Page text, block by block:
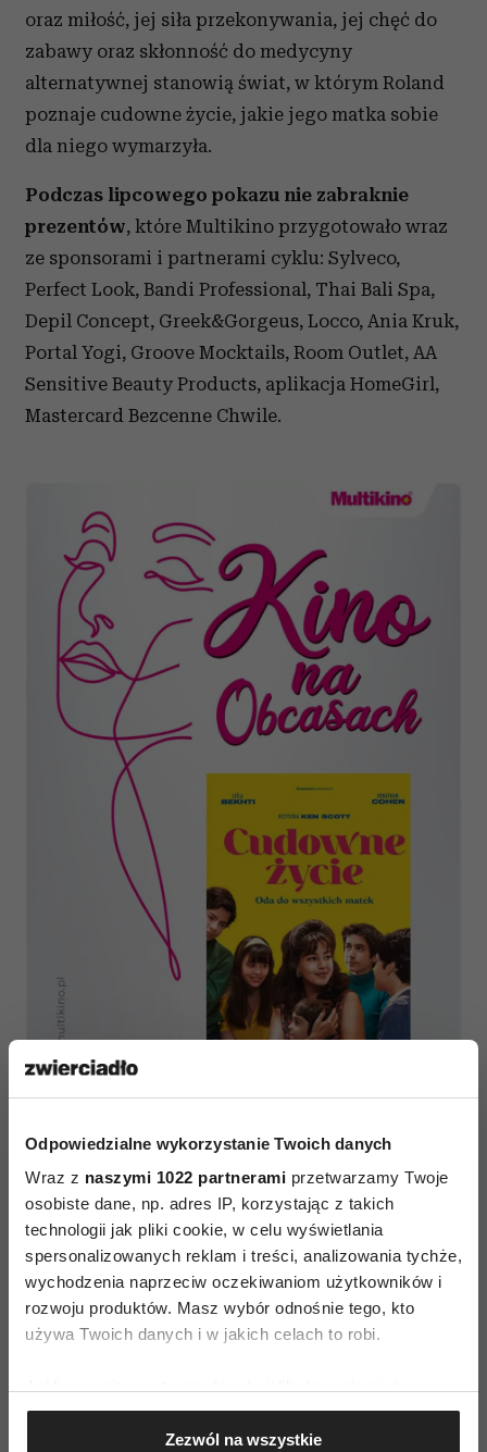
Odpowiedzialne wykorzystanie Twoich danych
Wraz z naszymi 1022 partnerami przetwarzamy Twoje
osobiste dane, np. adres IP, korzystając z takich
technologii jak pliki cookie, w celu wyświetlania
spersonalizowanych reklam i treści, analizowania tychże,
wychodzenia naprzeciw oczekiwaniom użytkowników i
rozwoju produktów. Masz wybór odnośnie tego, kto
używa Twoich danych i w jakich celach to robi.
Gromadzić dane dotyczące Twojej lokalizacji
geograficznej z dokładnością nawet do kilku metrów
Zezwól na wszystkie
oraz miłość, jej siła przekonywania, jej chęć do
zabawy oraz skłonność do medycyny
alternatywnej stanowią świat, w którym Roland
poznaje cudowne życie, jakie jego matka sobie
dla niego wymarzyła.
Podczas lipcowego pokazu nie zabraknie
prezentów, które Multikino przygotowało wraz
ze sponsorami i partnerami cyklu: Sylveco,
Perfect Look, Bandi Professional, Thai Bali Spa,
Depil Concept, Greek&Gorgeus, Locco, Ania Kruk,
Portal Yogi, Groove Mocktails, Room Outlet, AA
Sensitive Beauty Products, aplikacja HomeGirl,
Mastercard Bezcenne Chwile.
(Fot. materiały prasowe Multikina)
„Kino na Obcasach” odbędzie się 15 lipca
Głogów, Katowice, Kłodzko, Koszalin, Kraków,